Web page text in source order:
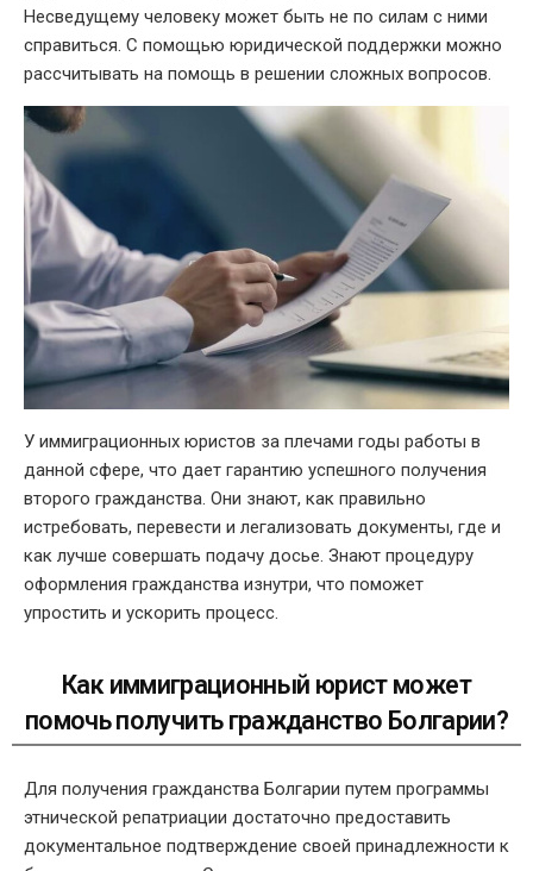
Несведущему человеку может быть не по силам с ними
справиться. С помощью юридической поддержки можно
рассчитывать на помощь в решении сложных вопросов.
У иммиграционных юристов за плечами годы работы в
данной сфере, что дает гарантию успешного получения
второго гражданства. Они знают, как правильно
истребовать, перевести и легализовать документы, где и
как лучше совершать подачу досье. Знают процедуру
оформления гражданства изнутри, что поможет
упростить и ускорить процесс.
Как иммиграционный юристможет
помочь получить гражданство Болгарии?
Для получения гражданства Болгарии путем программы
этнической репатриации достаточно предоставить
документальное подтверждение своей принадлежности к